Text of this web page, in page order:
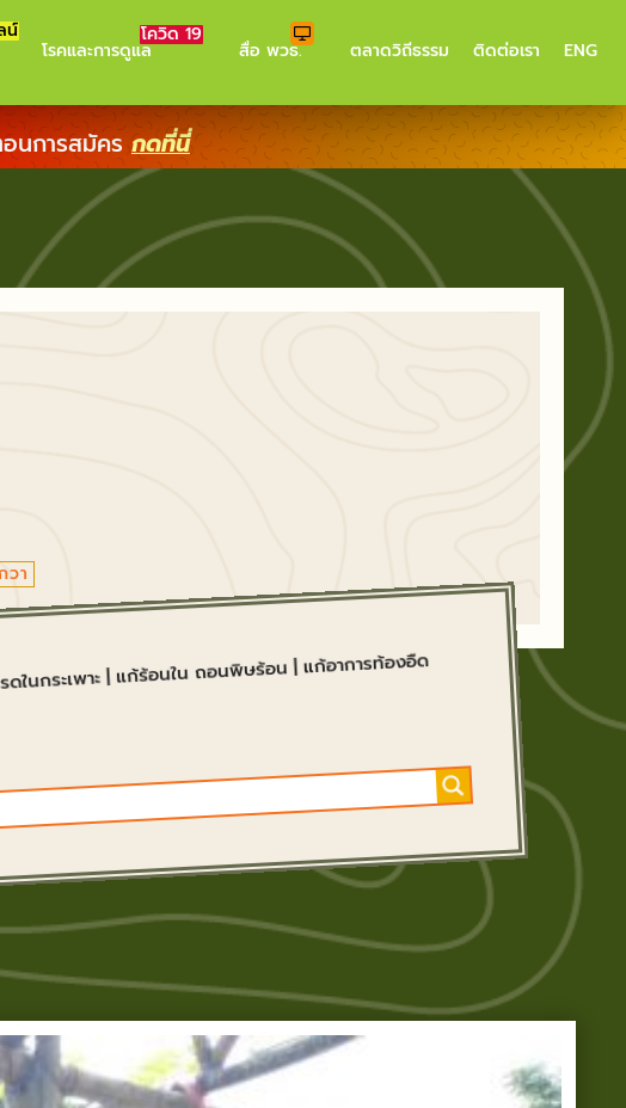
น์
โรคและการดูแล
โควิด 19
สื่อ พวธ. ตลาดวิถีธรรม ติดต่อเรา ENG
นการสมัคร กดที่นี่
วา
ในกระเพาะ|แก้ร้อนใน ถอนพิษร้อน |แก้อาการท้องอืด